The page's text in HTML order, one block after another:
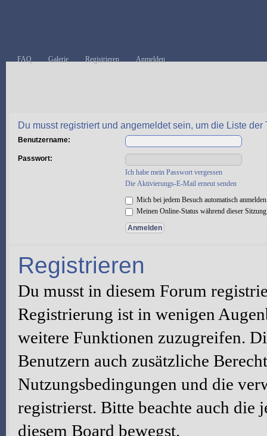
FAQ Galerie Registrieren Anmelden
Du musst registriert und angemeldet sein, um die Liste
Benutzername:
Passwort:
Ich habe mein Passwort vergessen
Die Aktivierungs-E-Mail erneut senden
Mich bei jedem Besuch automatisch anmelden
Meinen Online-Status während dieser
Registrieren
Du musst in diesem Forum
Registrierung ist in wenigen
weitere Funktionen zuzugreifen.
Benutzern auch zusätzliche
Nutzungsbedingungen und die
registrierst. Bitte beachte auch
diesem Board bewegst.